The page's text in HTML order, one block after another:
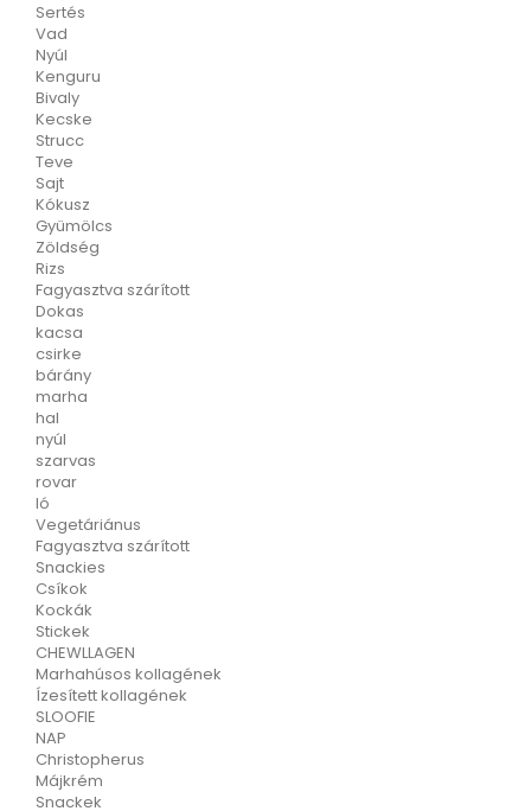
Sertés
Vad
Nyúl
Kenguru
Bivaly
Kecske
Strucc
Teve
Sajt
Kókusz
Gyümölcs
Zöldség
Rizs
Fagyasztva szárított
Dokas
kacsa
csirke
bárány
marha
hal
nyúl
szarvas
rovar
ló
Vegetáriánus
Fagyasztva szárított
Snackies
Csíkok
Kockák
Stickek
CHEWLLAGEN
Marhahúsos kollagének
Ízesített kollagének
SLOOFIE
NAP
Christopherus
Májkrém
Snackek